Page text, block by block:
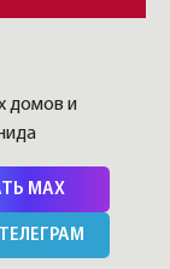
cполитикой
домов и
MAX